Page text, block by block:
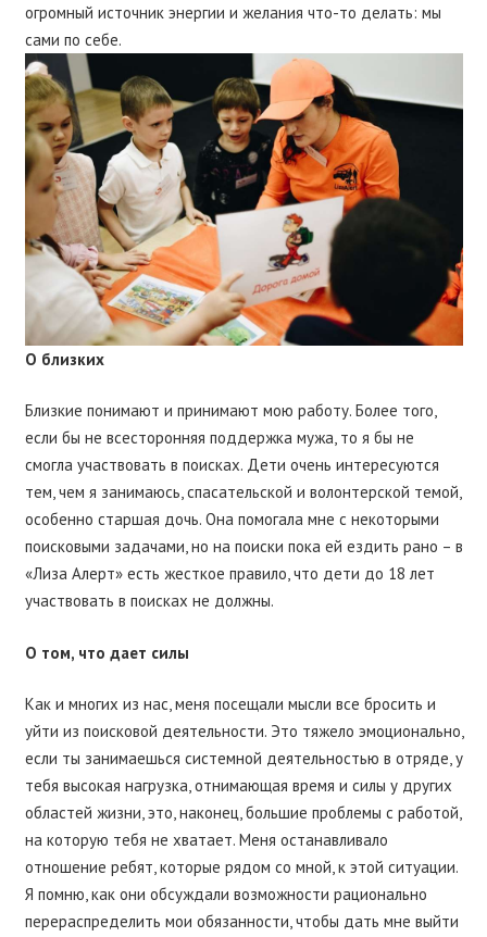
огромный источник энергии и желания что-то делать: мы
сами по себе.
О близких
Близкие понимают и принимают мою работу. Более того,
если бы не всесторонняя поддержка мужа, то я бы не
смогла участвовать в поисках. Дети очень интересуются
тем, чем я занимаюсь, спасательской и волонтерской темой,
особенно старшая дочь. Она помогала мне с некоторыми
поисковыми задачами, но на поиски пока ей ездить рано – в
«Лиза Алерт» есть жесткое правило, что дети до 18 лет
участвовать в поисках не должны.
О том, что дает силы
Как и многих из нас, меня посещали мысли все бросить и
уйти из поисковой деятельности. Это тяжело эмоционально,
если ты занимаешься системной деятельностью в отряде, у
тебя высокая нагрузка, отнимающая время и силы у других
областей жизни, это, наконец, большие проблемы с работой,
на которую тебя не хватает. Меня останавливало
отношение ребят, которые рядом со мной, к этой ситуации.
Я помню, как они обсуждали возможности рационально
перераспределить мои обязанности, чтобы дать мне выйти